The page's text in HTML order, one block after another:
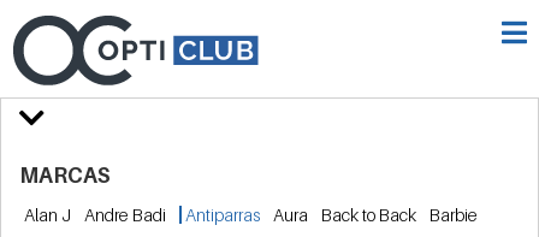
MARCAS
Alan J Andre Badi Antiparras Aura Back to Back
Barbie